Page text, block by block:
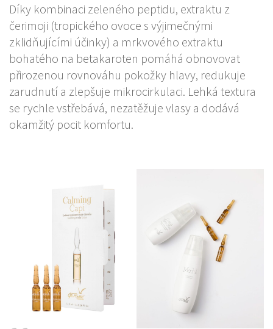
Díky kombinaci zeleného peptidu, extraktu z
čerimoji (tropického ovoce s výjimečnými
zklidňujícími účinky) a mrkvového extraktu
bohatého na betakaroten pomáhá obnovovat
přirozenou rovnováhu pokožky hlavy, redukuje
zarudnutí a zlepšuje mikrocirkulaci. Lehká textura
se rychle vstřebává, nezatěžuje vlasy a dodává
okamžitý pocit komfortu.